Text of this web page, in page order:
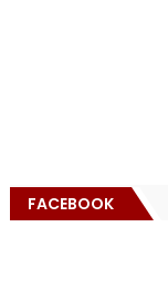
FACEBOOK